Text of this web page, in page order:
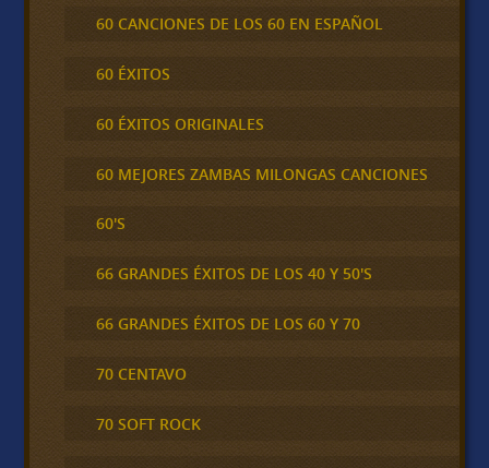
60 CANCIONES DE LOS 60 EN ESPAÑOL
60 ÉXITOS
60 ÉXITOS ORIGINALES
60 MEJORES ZAMBAS MILONGAS CANCIONES
60'S
66 GRANDES ÉXITOS DE LOS 40 Y 50'S
66 GRANDES ÉXITOS DE LOS 60 Y 70
70 CENTAVO
70 SOFT ROCK